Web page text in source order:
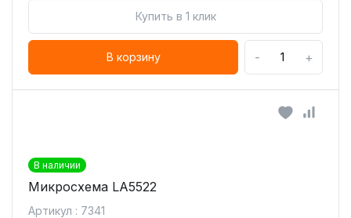
Купить в 1 клик
В корзину - +
В наличии
Микросхема LA5522
Артикул : 7341